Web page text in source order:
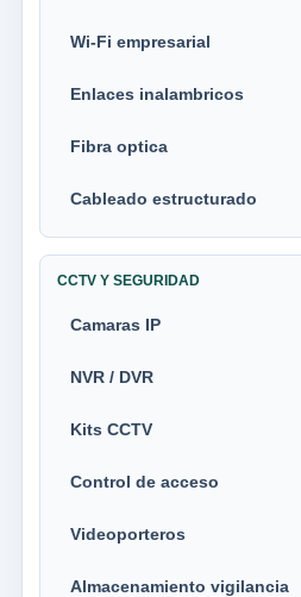
Wi-Fi empresarial
Enlaces inalambricos
Fibra optica
Cableado estructurado
CCTV Y SEGURIDAD
Camaras IP
NVR / DVR
Kits CCTV
Control de acceso
Videoporteros
Almacenamiento vigilancia